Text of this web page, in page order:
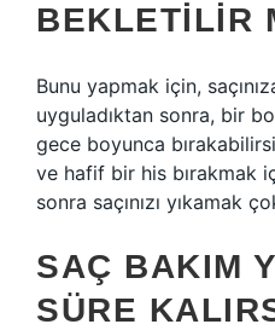
BEKLETILIR
Bunu yapmak için,
uyguladıktan sonra, bir
gece boyunca
ve hafif bir his bırakmak
sonra saçınızı yıkamak
SAÇ BAKIM
SÜRE